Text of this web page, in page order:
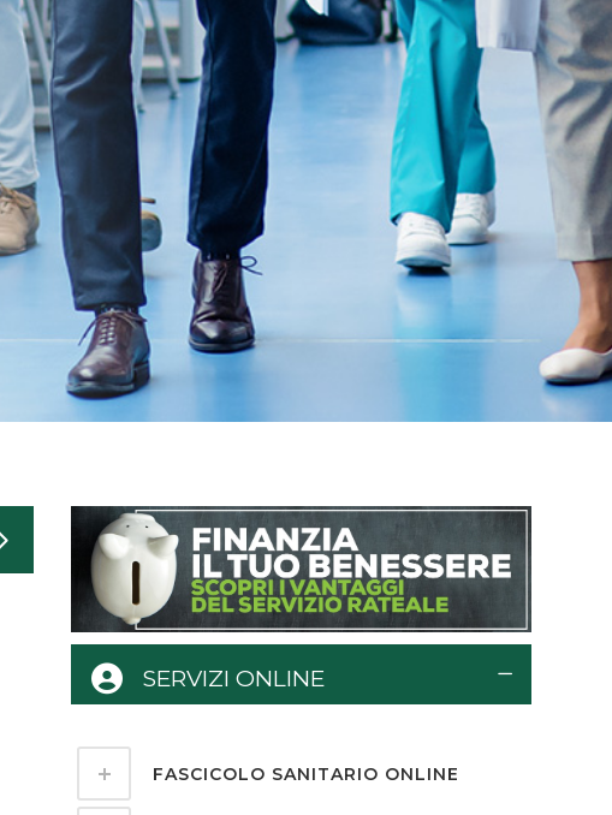
SERVIZI ONLINE
FASCICOLO SANITARIO ONLINE